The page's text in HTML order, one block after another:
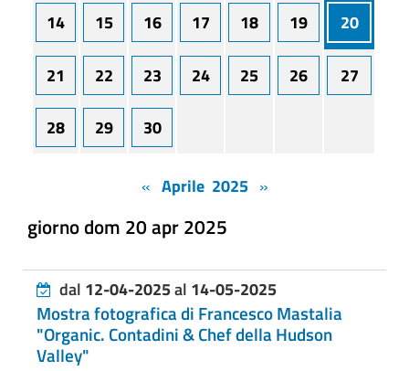
14 15 16 17 18 19 20
21 22 23 24 25 26 27
28 29 30
« Aprile 2025 »
giorno dom 20 apr 2025
dal 12-04-2025al 14-05-2025
Mostra fotografica di Francesco Mastalia
"Organic. Contadini & Chef della Hudson
Valley"